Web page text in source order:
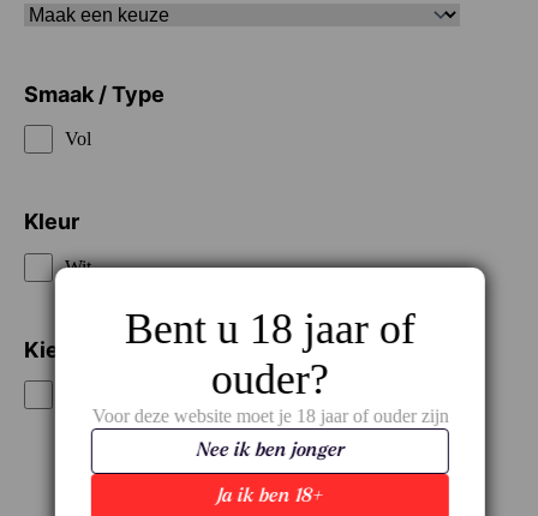
Smaak / Type
Vol
Kleur
Wit
Kies je prijsklasseBent u 18 jaar of
ouder?
Voor deze website moet je 18 jaar of ouder zijn
Ja ik ben 18+
Nee ik ben jonger